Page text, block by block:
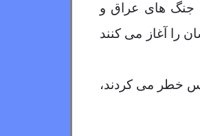
جنگ های عراق و
را آغاز می کنند
خطر می کردند،